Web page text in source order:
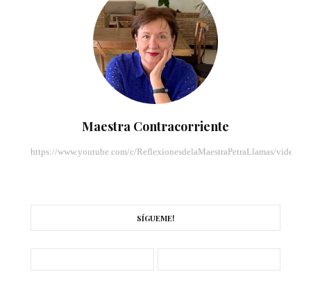
Maestra Contracorriente
https://www.youtube.com/c/ReflexionesdelaMaestraPetraLlamas/videos
SÍGUEME!